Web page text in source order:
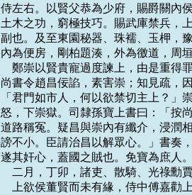
侍左右。以賢父恭為少府，賜爵關內
土木之功，窮極技巧。賜武庫禁兵，
副也。及至東園秘器、珠襦、玉柙，
內為便房，剛柏題湊，外為徼道，周
鄭崇以賢貴寵過度諫上，由是重
尚書令趙昌佞諂，素害崇；知見疏，
「君門如市人，何以欲禁切主上？」
怒，下崇獄。司隸孫寶上書曰：「按
道路稱冤。疑昌與崇內有纖介，浸潤
謗不小。臣請治昌以解眾心。」書奏
遂其奸心，蓋國之賊也。免寶為庶人
二月，丁卯，諸吏、散騎、光祿勳
上欲侯董賢而未有緣，侍中傅嘉